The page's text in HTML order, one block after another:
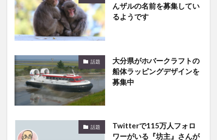
んザルの名前を募集してい
るようです
話題
大分県がホバークラフトの
船体ラッピングデザインを
募集中
話題
Twitterで115万人フォロ
ワーがいる『坊主』さんが